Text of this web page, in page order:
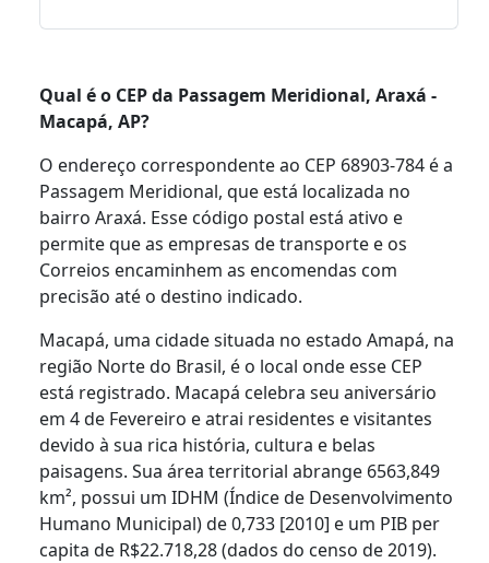
Qual é o CEP da Passagem Meridional, Araxá -
Macapá, AP?
O endereço correspondente ao CEP 68903-784 é a
Passagem Meridional, que está localizada no
bairro Araxá. Esse código postal está ativo e
permite que as empresas de transporte e os
Correios encaminhem as encomendas com
precisão até o destino indicado.
Macapá, uma cidade situada no estado Amapá, na
região Norte do Brasil, é o local onde esse CEP
está registrado. Macapá celebra seu aniversário
em 4 de Fevereiro e atrai residentes e visitantes
devido à sua rica história, cultura e belas
paisagens. Sua área territorial abrange 6563,849
km², possui um IDHM (Índice de Desenvolvimento
Humano Municipal) de 0,733 [2010] e um PIB per
capita de R$22.718,28 (dados do censo de 2019).